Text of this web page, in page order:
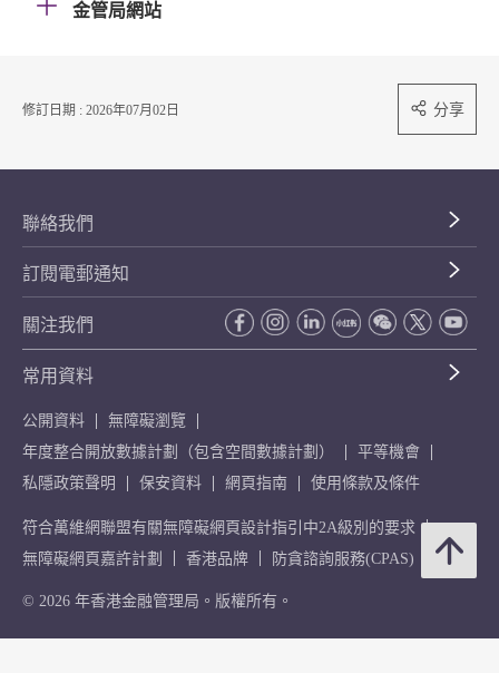
金管局網站
修訂日期 : 2026年07月02日 分享
聯絡我們
訂閱電郵通知
關注我們
常用資料
公開資料
無障礙瀏覽
年度整合開放數據計劃（包含空間數據計劃）
平等機會
私隱政策聲明
保安資料 網頁指南 使用條款及條件
符合萬維網聯盟有關無障礙網頁設計指引中2A級別的要求
無障礙網頁嘉許計劃
香港品牌 防貪諮詢服務(CPAS)
© 2026 年香港金融管理局。版權所有。